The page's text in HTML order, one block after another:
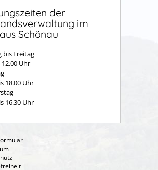
der
im
Schönau
bis Freitag
Uhr
18.00 Uhr
16.30 Uhr